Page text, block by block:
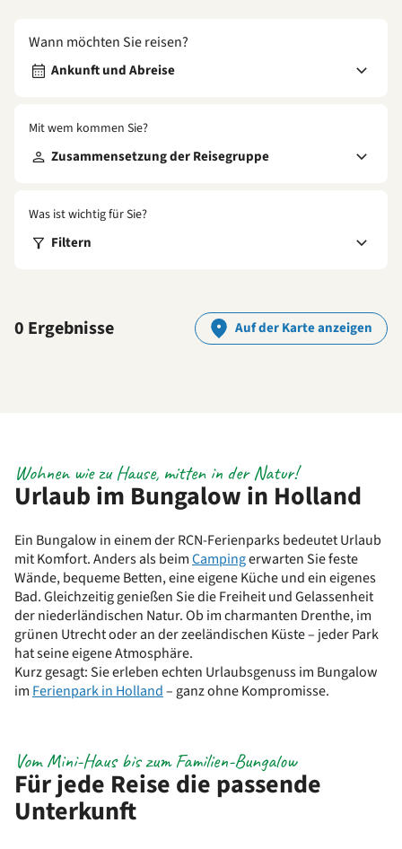
Wann möchten Sie reisen?
Ankunft und Abreise
Mit wem kommen Sie?
Zusammensetzung der Reisegruppe
Was ist wichtig für Sie?
Filtern
0 Ergebnisse Auf der Karte anzeigen
Urlaub im Bungalow in Holland
Wohnen wie zu Hause, mitten in der Natur!
Ein Bungalow in einem der RCN-Ferienparks bedeutet Urlaub
mit Komfort. Anders als beimCampingerwarten Sie feste
Wände, bequeme Betten, eine eigene Küche und ein eigenes
Bad. Gleichzeitig genießen Sie die Freiheit und Gelassenheit
der niederländischen Natur. Ob im charmanten Drenthe, im
grünen Utrecht oder an der zeeländischen Küste – jeder Park
hat seine eigene Atmosphäre.
Kurz gesagt: Sie erleben echten Urlaubsgenuss im Bungalow
im Ferienpark in Holland– ganz ohne Kompromisse.
Für jede Reise die passende
Unterkunft
Vom Mini-Haus bis zum Familien-Bungalow